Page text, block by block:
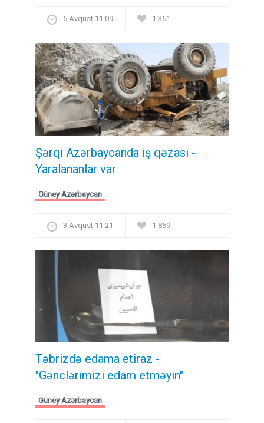
5 Avqust 11:09 1 351
Şərqi Azərbaycanda iş qəzası -
Yaralananlar var
Güney Azərbaycan
3 Avqust 11:21 1 869
Təbrizdə edama etiraz -
"Gənclərimizi edam etməyin"
Güney Azərbaycan